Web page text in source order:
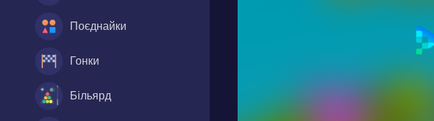
Поєднайки
Гонки
Більярд